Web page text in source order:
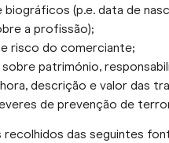
(p.e. data de
a profissão);
risco do comerciante;
património,
descrição e valor das
de prevenção de
recolhidos das seguintes